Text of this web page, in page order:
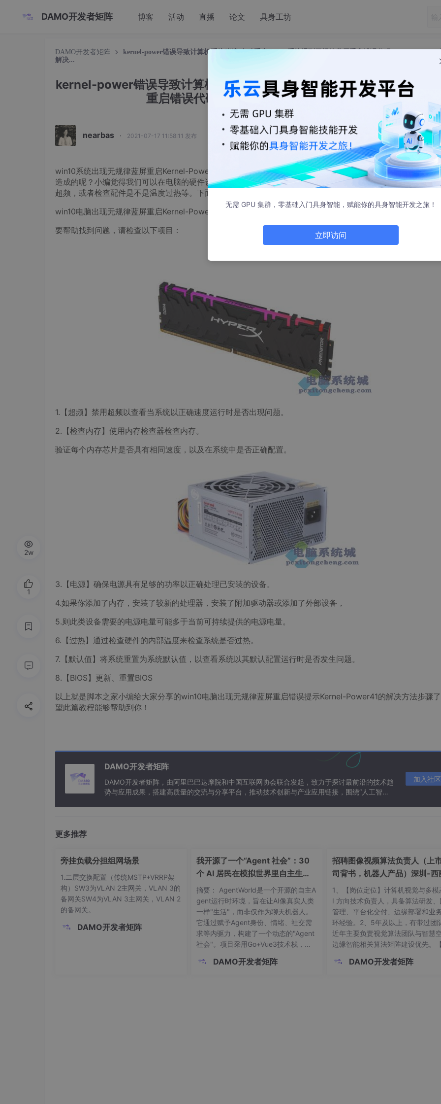
DAMO开发者矩阵 博客 活动 直播 论文 具身工坊
DAMO开发者矩阵
kernel-power错误导致计算机系统崩溃,自动重启,win10系统遇到无规律蓝屏重启错误代码Kernel-Power41
解决...
kernel-power错误导致计算机系统崩溃,自动重启,win10系统遇到无规律
重启错误代码Kernel-Power41如何解决...
nearbas · 2021-07-17 11:58:11 发布
win10系统出现无规律蓝屏重启Kernel-Power41怎么办？win10电脑出现无规律蓝屏重启Kernel-Power41是什
造成的呢？小编觉得我们可以在电脑的硬件设施中进行问题的查找。因为这个错误大多数都是硬件导致的，可
超频，或者检查配件是不是温度过热等。下面一起详细了解下吧！
win10电脑出现无规律蓝屏重启Kernel-Power41的解决方法
要帮助找到问题，请检查以下项目：
1.【超频】禁用超频以查看当系统以正确速度运行时是否出现问题。
2.【检查内存】使用内存检查器检查内存。
验证每个内存芯片是否具有相同速度，以及在系统中是否正确配置。
3.【电源】确保电源具有足够的功率以正确处理已安装的设备。
4.如果你添加了内存，安装了较新的处理器，安装了附加驱动器或添加了外部设备，
5.则此类设备需要的电源电量可能多于当前可持续提供的电源电量。
6.【过热】通过检查硬件的内部温度来检查系统是否过热。
7.【默认值】将系统重置为系统默认值，以查看系统以其默认配置运行时是否发生问题。
8.【BIOS】更新、重置BIOS
以上就是脚本之家小编给大家分享的win10电脑出现无规律蓝屏重启错误提示Kernel-Power41的解决方法步骤
望此篇教程能够帮助到你！
DAMO开发者矩阵
DAMO开发者矩阵，由阿里巴巴达摩院和中国互联网协会联合发起，致力于探讨最前沿的技术趋
势与应用成果，搭建高质量的交流与分享平台，推动技术创新与产业应用链接，围绕“人工智能
加入社区
更多推荐
旁挂负载分担组网场景
1.二层交换配置（传统MSTP+VRRP架
构）SW3为VLAN 2主网关，VLAN 3的
备网关SW4为VLAN 3主网关，VLAN 2
的备网关。
DAMO开发者矩阵
我开源了一个“Agent 社会”：30
个 AI 居民在模拟世界里自主生
活、发帖、互动
摘要： AgentWorld是一个开源的自主A
gent运行时环境，旨在让AI像真实人类
一样"生活"，而非仅作为聊天机器人。
它通过赋予Agent身份、情绪、社交需
求等内驱力，构建了一个动态的"Agent
社会"。项目采用Go+Vue3技术栈，支
eration协议），并默认集成Ollama实现
DAMO开发者矩阵
招聘图像视频算法负责人（上
司背书，机器人产品）深圳-西
1、【岗位定位】计算机视觉与多模
I 方向技术负责人，具备算法研发、
管理、平台化交付、边缘部署和业
环经验。2、5年及以上，有带过团
近年主要负责视觉算法团队与智慧
边缘智能相关算法矩阵建设优先。
工程师3.算法部门老大/主管。1、计
DAMO开发者矩阵
2w
1
无需 GPU 集群，零基础入门具身智能，赋能你的具身智能开发之旅！
立即访问